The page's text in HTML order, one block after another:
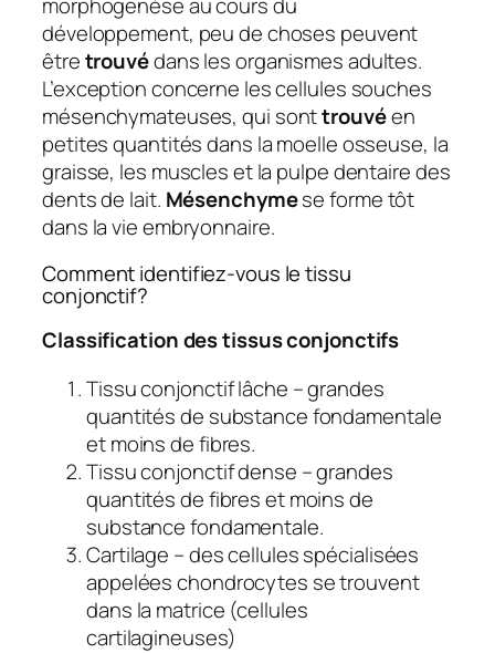
développement, peu de choses peuvent
êtretrouvédans les organismes adultes.
L’exception concerne les cellules souches
mésenchymateuses, qui sonttrouvéen
petites quantités dans la moelle osseuse, la
graisse, les muscles et la pulpe dentaire des
dents de lait. Mésenchymese forme tôt
dans la vie embryonnaire.
Comment identifiez-vous le tissu
conjonctif?
Classification des tissus conjonctifs
Tissu conjonctif lâche – grandes
quantités de substance fondamentale
et moins de fibres.
Tissu conjonctif dense – grandes
quantités de fibres et moins de
substance fondamentale.
Cartilage – des cellules spécialisées
appelées chondrocytes se trouvent
dans la matrice (cellules
cartilagineuses)